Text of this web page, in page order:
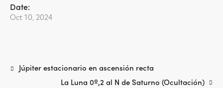
Date:
Oct 10, 2024
Júpiter estacionario en ascensión recta
La Luna 0º,2 al N de Saturno (Ocultación)